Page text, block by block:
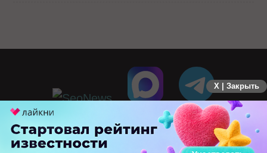
X | Закрыть
ПЕРЕЙТИ НА ПОЛНУЮ ВЕРСИЮ
© SEOnews.ru Все права защищены. 2026